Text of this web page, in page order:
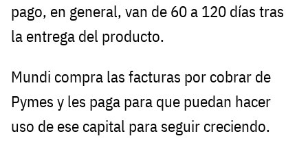
pago, en general, van de 60 a 120 días tras
la entrega del producto.
Mundi compra las facturas por cobrar de
Pymes y les paga para que puedan hacer
uso de ese capital para seguir creciendo.